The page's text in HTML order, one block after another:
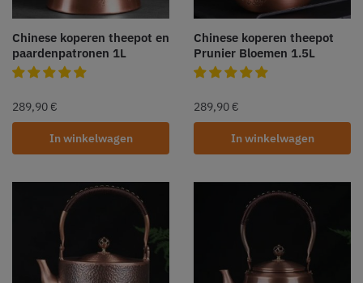
Chinese koperen theepot en
paardenpatronen 1L
289,90 €
In winkelwagen
Chinese koperen theepot
Prunier Bloemen 1.5L
289,90 €
In winkelwagen